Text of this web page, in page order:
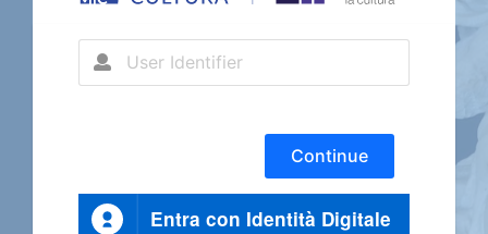
Continue
Entra con Identità Digitale